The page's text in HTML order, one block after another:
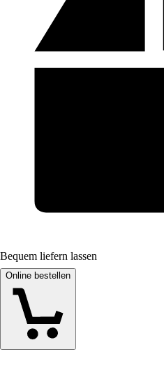
Bequem liefern lassen
Online bestellen